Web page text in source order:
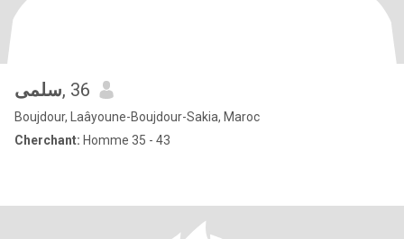
سلمى, 36
Boujdour, Laâyoune-Boujdour-Sakia, Maroc
Cherchant: Homme 35 - 43